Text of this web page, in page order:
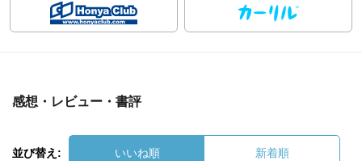
感想・レビュー・書評
並び替え: いいね順 新着順